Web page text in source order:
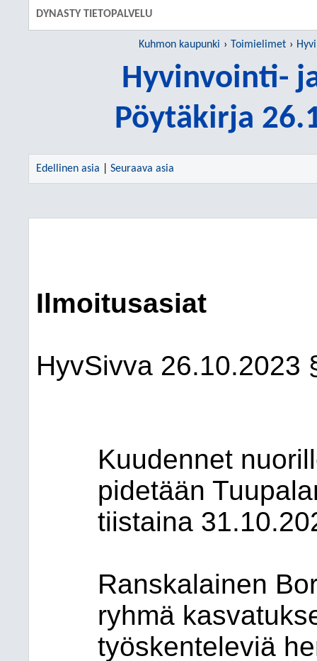
DYNASTY TIETOPALVELU
Kuhmon kaupunki Toimielimet
Hyvinvointi-
Pöytäkirja
Edellinen asia Seuraava asia
Ilmoitusasiat
HyvSivva 26.10.2023
Kuudennet
pidetään
tiistaina
Ranskalainen
ryhmä
työskenteleviä